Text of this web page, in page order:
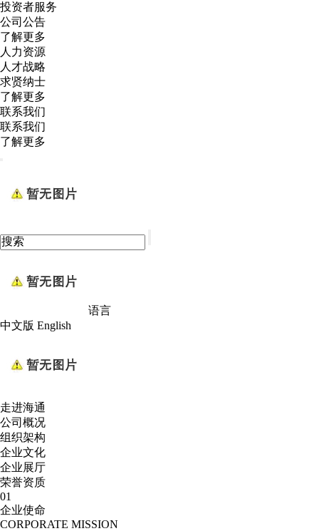
投资者服务
公司公告
了解更多
人力资源
人才战略
求贤纳士
了解更多
联系我们
联系我们
了解更多
语言
中文版 English
走进海通
公司概况
组织架构
企业文化
企业展厅
荣誉资质
01
企业使命
CORPORATE MISSION